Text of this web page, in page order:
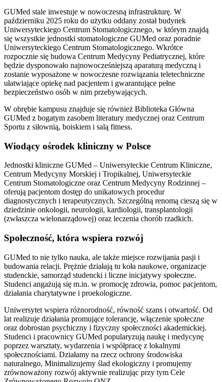
GUMed stale inwestuje w nowoczesną infrastrukturę. W
październiku 2025 roku do użytku oddany został budynek
Uniwersyteckiego Centrum Stomatologicznego, w którym znajdą
się wszystkie jednostki stomatologiczne GUMed oraz poradnie
Uniwersyteckiego Centrum Stomatologicznego. Wkrótce
rozpocznie się budowa Centrum Medycyny Pediatrycznej, które
będzie dysponowało najnowocześniejszą aparaturą medyczną i
zostanie wyposażone w nowoczesne rozwiązania teletechniczne
ułatwiające opiekę nad pacjentem i gwarantujące pełne
bezpieczeństwo osób w nim przebywających.
W obrębie kampusu znajduje się również Biblioteka Główna
GUMed z bogatym zasobem literatury medycznej oraz Centrum
Sportu z siłownią, boiskiem i salą fitness.
Wiodący ośrodek kliniczny w Polsce
Jednostki kliniczne GUMed – Uniwersyteckie Centrum Kliniczne,
Centrum Medycyny Morskiej i Tropikalnej, Uniwersyteckie
Centrum Stomatologiczne oraz Centrum Medycyny Rodzinnej –
oferują pacjentom dostęp do unikatowych procedur
diagnostycznych i terapeutycznych. Szczególną renomą cieszą się w
dziedzinie onkologii, neurologii, kardiologii, transplantologii
(zwłaszcza wielonarządowej) oraz leczenia chorób rzadkich.
Społeczność, która wspiera rozwój
GUMed to nie tylko nauka, ale także miejsce rozwijania pasji i
budowania relacji. Prężnie działają tu koła naukowe, organizacje
studenckie, samorząd studencki i liczne inicjatywy społeczne.
Studenci angażują się m.in. w promocję zdrowia, pomoc pacjentom,
działania charytatywne i proekologiczne.
Uniwersytet wspiera różnorodność, równość szans i otwartość. Od
lat realizuje działania promujące tolerancję, włączenie społeczne
oraz dobrostan psychiczny i fizyczny społeczności akademickiej.
Studenci i pracownicy GUMed popularyzują naukę i medycynę
poprzez warsztaty, wydarzenia i współpracę z lokalnymi
społecznościami. Działamy na rzecz ochrony środowiska
naturalnego, Minimalizujemy ślad ekologiczny i promujemy
zrównoważony rozwój aktywnie realizując przy tym Cele